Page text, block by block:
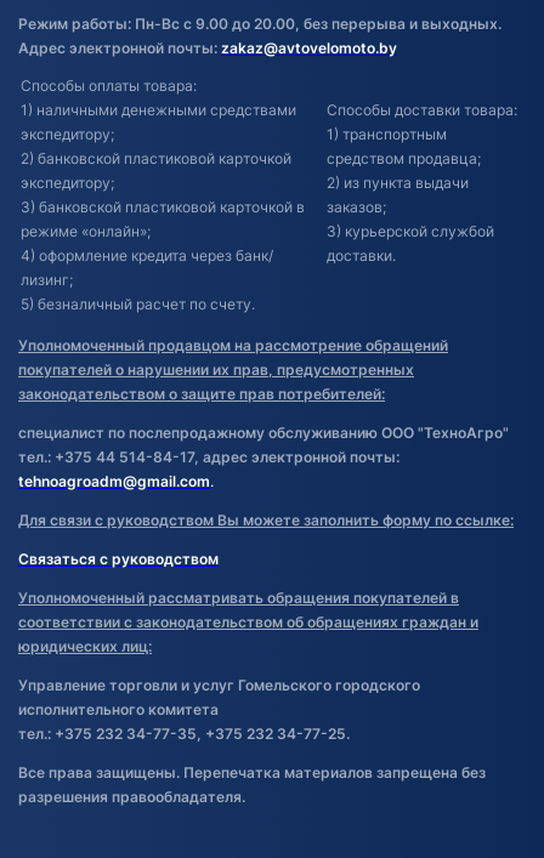
Режим работы: Пн-Вс с 9.00 до 20.00, без перерыва и выходных.
Адрес электронной почты: zakaz@avtovelomoto.by
Способы оплаты товара:
1) наличными денежными средствами
экспедитору;
2) банковской пластиковой карточкой
экспедитору;
3) банковской пластиковой карточкой в
режиме «онлайн»;
4) оформление кредита через банк/
лизинг;
5) безналичный расчет по счету.
Способы доставки товара:
1) транспортным
средством продавца;
2) из пункта выдачи
заказов;
3) курьерской службой
доставки.
Уполномоченный продавцом на рассмотрение обращений
покупателей о нарушении их прав, предусмотренных
законодательством о защите прав потребителей:
специалист по послепродажному обслуживанию ООО "ТехноАгро"
тел.: +375 44 514-84-17, адрес электронной почты:
tehnoagroadm@gmail.com.
Для связи с руководством Вы можете заполнить форму по ссылке:
Связаться с руководством
Уполномоченный рассматривать обращения покупателей в
соответствии с законодательством об обращениях граждан и
юридических лиц:
Управление торговли и услуг Гомельского городского
исполнительного комитета
тел.: +375 232 34-77-35, +375 232 34-77-25.
Все права защищены. Перепечатка материалов запрещена без
разрешения правообладателя.